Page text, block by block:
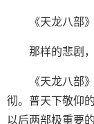
《天龙八部
那样的悲剧
《天龙八部
彻。普天下敬仰
以后两部极重要